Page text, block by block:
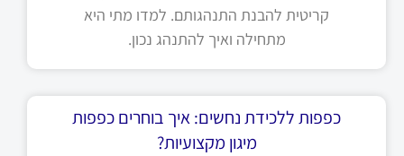
קריטית להבנת התנהגותם. למדו מתי היא
מתחילה ואיך להתנהג נכון.
כפפות ללכידת נחשים: איך בוחרים כפפות
מיגון מקצועיות?